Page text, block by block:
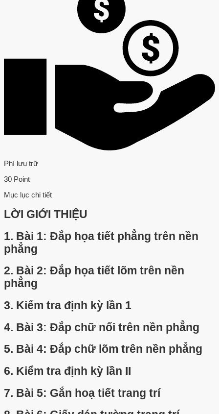
Phí lưu trữ
30 Point
Mục lục chi tiết
LỜI GIỚI THIỆU
1. Bài 1: Đắp họa tiết phẳng trên nền
phẳng
2. Bài 2: Đắp họa tiết lõm trên nền
phẳng
3. Kiểm tra định kỳ lần 1
4. Bài 3: Đắp chữ nổi trên nền phẳng
5. Bài 4: Đắp chữ lõm trên nền phẳng
6. Kiểm tra định kỳ lần II
7. Bài 5: Gắn hoạ tiết trang trí